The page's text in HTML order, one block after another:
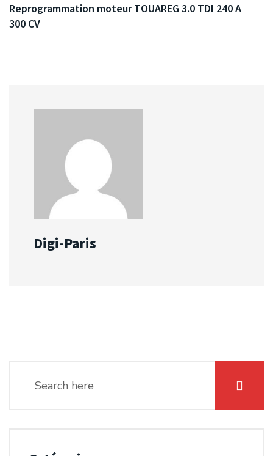
Reprogrammation moteur TOUAREG 3.0 TDI 240 A
300 CV
Digi-Paris